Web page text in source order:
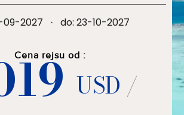
09-2027 · do: 23-10-2027
Cena rejsu od :
USD /